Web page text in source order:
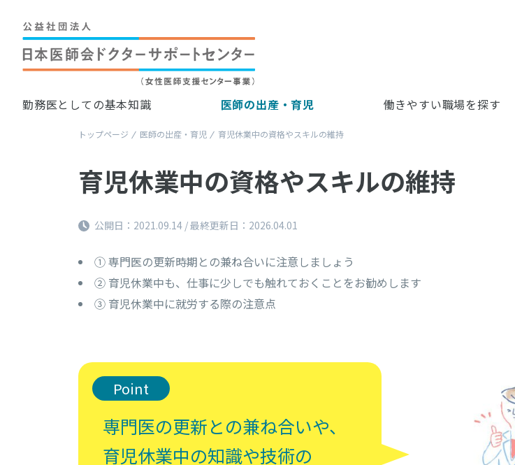
勤務医としての基本知識 医師の出産・育児 働きやすい職場を探す
トップページ 医師の出産・育児 育児休業中の資格やスキルの維持
育児休業中の資格やスキルの維持
公開日：2021.09.14 / 最終更新日：2026.04.01
① 専門医の更新時期との兼ね合いに注意しましょう
② 育児休業中も、仕事に少しでも触れておくことをお勧めします
③ 育児休業中に就労する際の注意点
Point
専門医の更新との兼ね合いや、
育児休業中の知識や技術の